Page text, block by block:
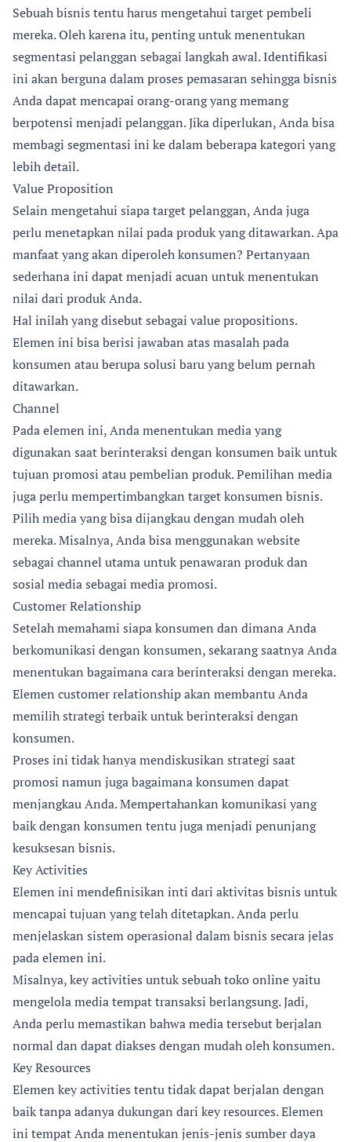
Sebuah bisnis tentu harus mengetahui target pembeli
mereka. Oleh karena itu, penting untuk menentukan
segmentasi pelanggan sebagai langkah awal. Identifikasi
ini akan berguna dalam proses pemasaran sehingga bisnis
Anda dapat mencapai orang-orang yang memang
berpotensi menjadi pelanggan. Jika diperlukan, Anda bisa
membagi segmentasi ini ke dalam beberapa kategori yang
lebih detail.
Value Proposition
Selain mengetahui siapa target pelanggan, Anda juga
perlu menetapkan nilai pada produk yang ditawarkan. Apa
manfaat yang akan diperoleh konsumen? Pertanyaan
sederhana ini dapat menjadi acuan untuk menentukan
nilai dari produk Anda.
Hal inilah yang disebut sebagai value propositions.
Elemen ini bisa berisi jawaban atas masalah pada
konsumen atau berupa solusi baru yang belum pernah
ditawarkan.
Channel
Pada elemen ini, Anda menentukan media yang
digunakan saat berinteraksi dengan konsumen baik untuk
tujuan promosi atau pembelian produk. Pemilihan media
juga perlu mempertimbangkan target konsumen bisnis.
Pilih media yang bisa dijangkau dengan mudah oleh
mereka. Misalnya, Anda bisa menggunakan website
sebagai channel utama untuk penawaran produk dan
sosial media sebagai media promosi.
Customer Relationship
Setelah memahami siapa konsumen dan dimana Anda
berkomunikasi dengan konsumen, sekarang saatnya Anda
menentukan bagaimana cara berinteraksi dengan mereka.
Elemen customer relationship akan membantu Anda
memilih strategi terbaik untuk berinteraksi dengan
konsumen.
Proses ini tidak hanya mendiskusikan strategi saat
promosi namun juga bagaimana konsumen dapat
menjangkau Anda. Mempertahankan komunikasi yang
baik dengan konsumen tentu juga menjadi penunjang
kesuksesan bisnis.
Key Activities
Elemen ini mendefinisikan inti dari aktivitas bisnis untuk
mencapai tujuan yang telah ditetapkan. Anda perlu
menjelaskan sistem operasional dalam bisnis secara jelas
pada elemen ini.
Misalnya, key activities untuk sebuah toko online yaitu
mengelola media tempat transaksi berlangsung. Jadi,
Anda perlu memastikan bahwa media tersebut berjalan
normal dan dapat diakses dengan mudah oleh konsumen.
Key Resources
Elemen key activities tentu tidak dapat berjalan dengan
baik tanpa adanya dukungan dari key resources. Elemen
ini tempat Anda menentukan jenis-jenis sumber daya